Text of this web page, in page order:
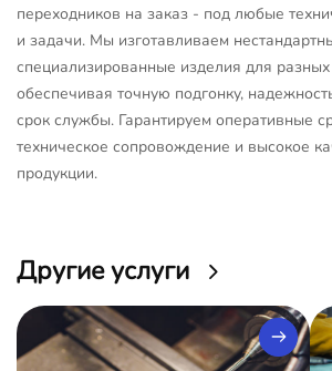
переходников на заказ - под любые
и задачи. Мы изготавливаем
специализированные изделия для разных
обеспечивая точную подгонку,
срок службы. Гарантируем оперативные
техническое сопровождение и высокое
продукции.
Другие услуги